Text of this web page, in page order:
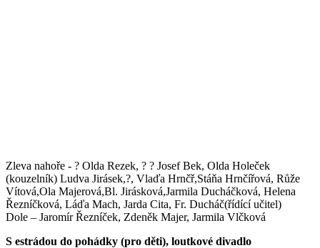
Zleva nahoře - ? Olda Rezek, ? ? Josef Bek, Olda Holeček
(kouzelník) Ludva Jirásek,?, Vlaďa Hrnčř,Stáňa Hrnčířová, Růže
Vítová,Ola Majerová,Bl. Jirásková,Jarmila Ducháčková, Helena
Řezníčková, Láďa Mach, Jarda Cita, Fr. Ducháč(řídící učitel)
Dole – Jaromír Řezníček, Zdeněk Majer, Jarmila Vlčková
S estrádou do pohádky (pro děti), loutkové divadlo